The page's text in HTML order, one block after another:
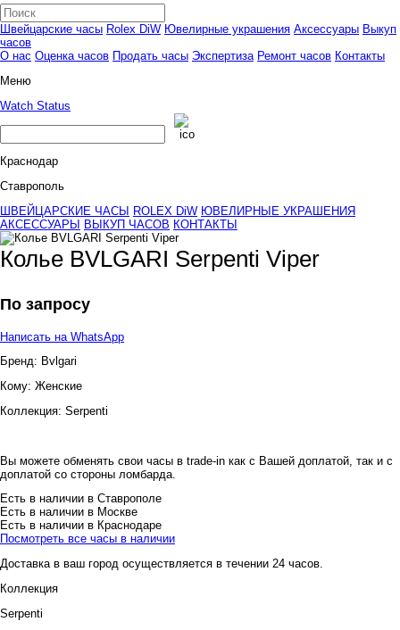
Швейцарские часы Rolex DiW Ювелирные украшения Аксессуары Выкуп
часов
О нас Оценка часов Продать часы Экспертиза Ремонт часов Контакты
Меню
Watch Status
Краснодар
Ставрополь
ШВЕЙЦАРСКИЕ ЧАСЫ
ROLEX DiW ЮВЕЛИРНЫЕ УКРАШЕНИЯ
АКСЕССУАРЫ
ВЫКУП ЧАСОВ КОНТАКТЫ
Колье BVLGARI Serpenti Viper
По запросу
Написать на WhatsApp
Бренд: Bvlgari
Кому: Женские
Коллекция: Serpenti
Вы можете обменять свои часы в trade-in как с Вашей доплатой, так и с
доплатой со стороны ломбарда.
Есть в наличии в Ставрополе
Есть в наличии в Москве
Есть в наличии в Краснодаре
Посмотреть все часы в наличии
Доставка в ваш город осуществляется в течении 24 часов.
Коллекция
Serpenti